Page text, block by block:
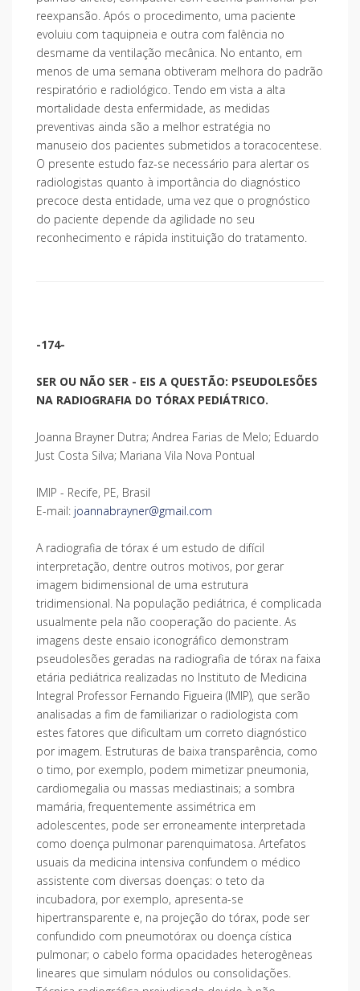
reexpansão. Após o procedimento, uma paciente
evoluiu com taquipneia e outra com falência no
desmame da ventilação mecânica. No entanto, em
menos de uma semana obtiveram melhora do padrão
respiratório e radiológico. Tendo em vista a alta
mortalidade desta enfermidade, as medidas
preventivas ainda são a melhor estratégia no
manuseio dos pacientes submetidos a toracocentese.
O presente estudo faz-se necessário para alertar os
radiologistas quanto à importância do diagnóstico
precoce desta entidade, uma vez que o prognóstico
do paciente depende da agilidade no seu
reconhecimento e rápida instituição do tratamento.
-174-
SER OU NÃO SER - EIS A QUESTÃO: PSEUDOLESÕES
NA RADIOGRAFIA DO TÓRAX PEDIÁTRICO.
Joanna Brayner Dutra; Andrea Farias de Melo; Eduardo
Just Costa Silva; Mariana Vila Nova Pontual
IMIP - Recife, PE, Brasil
E-mail: joannabrayner@gmail.com
A radiografia de tórax é um estudo de difícil
interpretação, dentre outros motivos, por gerar
imagem bidimensional de uma estrutura
tridimensional. Na população pediátrica, é complicada
usualmente pela não cooperação do paciente. As
imagens deste ensaio iconográfico demonstram
pseudolesões geradas na radiografia de tórax na faixa
etária pediátrica realizadas no Instituto de Medicina
Integral Professor Fernando Figueira (IMIP), que serão
analisadas a fim de familiarizar o radiologista com
estes fatores que dificultam um correto diagnóstico
por imagem. Estruturas de baixa transparência, como
o timo, por exemplo, podem mimetizar pneumonia,
cardiomegalia ou massas mediastinais; a sombra
mamária, frequentemente assimétrica em
adolescentes, pode ser erroneamente interpretada
como doença pulmonar parenquimatosa. Artefatos
usuais da medicina intensiva confundem o médico
assistente com diversas doenças: o teto da
incubadora, por exemplo, apresenta-se
hipertransparente e, na projeção do tórax, pode ser
confundido com pneumotórax ou doença cística
pulmonar; o cabelo forma opacidades heterogêneas
lineares que simulam nódulos ou consolidações.